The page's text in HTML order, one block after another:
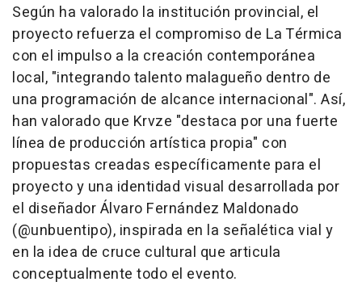
Según ha valorado la institución provincial, el
proyecto refuerza el compromiso de La Térmica
con el impulso a la creación contemporánea
local, "integrando talento malagueño dentro de
una programación de alcance internacional". Así,
han valorado que Krvze "destaca por una fuerte
línea de producción artística propia" con
propuestas creadas específicamente para el
proyecto y una identidad visual desarrollada por
el diseñador Álvaro Fernández Maldonado
(@unbuentipo), inspirada en la señalética vial y
en la idea de cruce cultural que articula
conceptualmente todo el evento.